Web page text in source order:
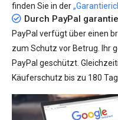
finden Sie in der
Durch PayPal
PayPal verfügt über einen
zum Schutz vor Betrug. Ihr
PayPal geschützt.
Käuferschutz bis zu 180